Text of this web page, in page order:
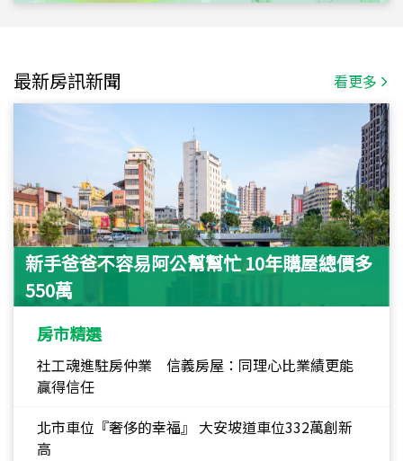
最新房訊新聞 看更多
新手爸爸不容易阿公幫幫忙 10年購屋總價多
550萬
房市精選
社工魂進駐房仲業 信義房屋：同理心比業績更能
贏得信任
北市車位『奢侈的幸福』 大安坡道車位332萬創新
高